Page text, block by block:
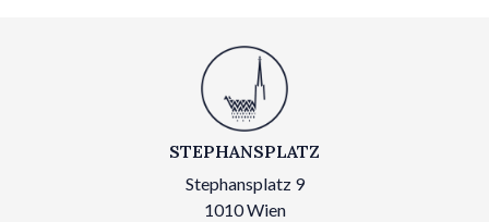
STEPHANSPLATZ
Stephansplatz 9
1010 Wien